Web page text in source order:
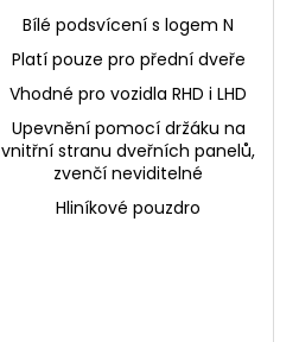
Bílé podsvícení s logem N
Platí pouze pro přední dveře
Vhodné pro vozidla RHD i LHD
Upevnění pomocí držáku na
vnitřní stranu dveřních panelů,
zvenčí neviditelné
Hliníkové pouzdro